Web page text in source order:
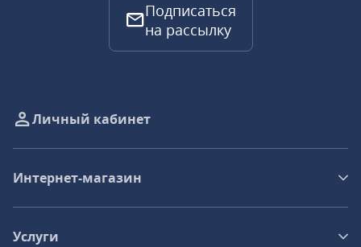
Подписаться
на рассылку
Личный кабинет
Интернет-магазин
Услуги